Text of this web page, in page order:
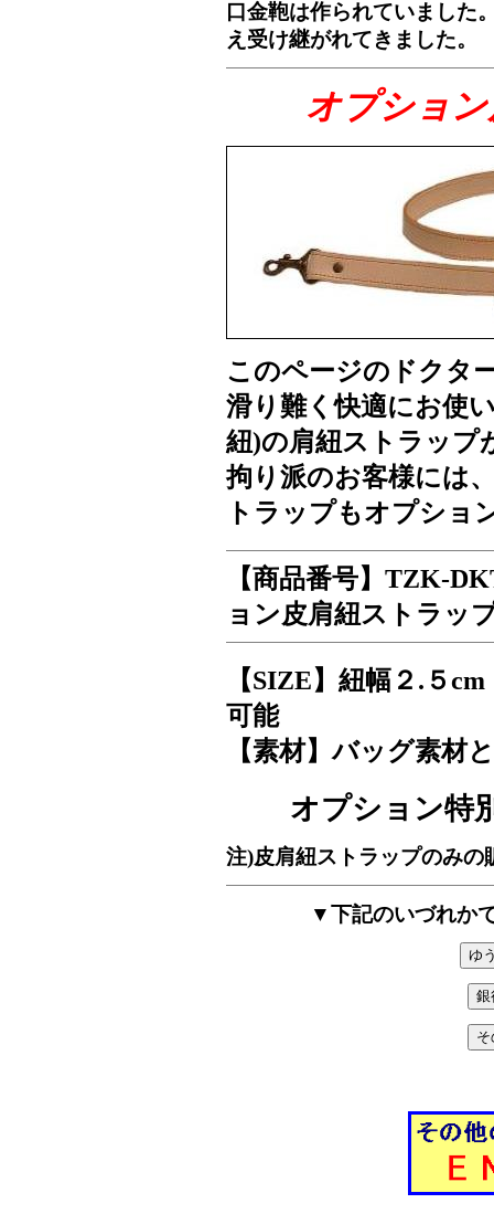
口金鞄は作られていました
え受け継がれてきました。
オプショ
このページのドクタ
滑り難く快適にお使
紐)の肩紐ストラップ
拘り派のお客様には
トラップもオプショ
【商品番号】TZK-
ョン皮肩紐ストラッ
【SIZE】紐幅２.５
可能
【素材】バッグ素材
オプション特
注)皮肩紐ストラップのみの
▼下記のいづれか